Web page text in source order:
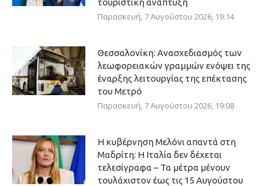
τουριστική ανάπτυξη
Παρασκευή, 7 Αυγούστου 2026, 19:14
Θεσσαλονίκη: Ανασχεδιασμός των
λεωφορειακών γραμμών ενόψει της
έναρξης λειτουργίας της επέκτασης
του Μετρό
Παρασκευή, 7 Αυγούστου 2026, 19:08
Η κυβέρνηση Μελόνι απαντά στη
Μαδρίτη: Η Ιταλία δεν δέχεται
τελεσίγραφα – Τα μέτρα μένουν
τουλάχιστον έως τις 15 Αυγούστου